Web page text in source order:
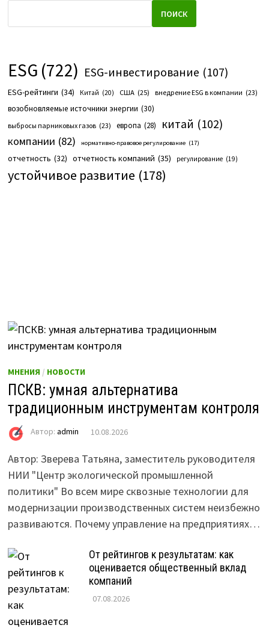
ПОИСК
ESG (722) ESG-инвестирование (107)
ESG-рейтинги (34) Китай (20) США (25) внедрение ESG в компании (23)
возобновляемые источники энергии (30)
выбросы парниковых газов (23) европа (28) китай (102)
компании (82) нормативно-правовое регулирование (17)
отчетность (32) отчетность компаний (35) регулирование (19)
устойчивое развитие (178)
МНЕНИЯ / НОВОСТИ
ПСКВ: умная альтернатива
традиционным инструментам контроля
Автор: admin 10.08.2026
Автор: Зверева Татьяна, заместитель руководителя
НИИ "Центр экологической промышленной
политики" Во всем мире сквозные технологии для
модернизации производственных систем неизбежно
развиваются. Почему управление на предприятиях…
От рейтингов к результатам: как
оценивается общественный вклад
компаний
07.08.2026